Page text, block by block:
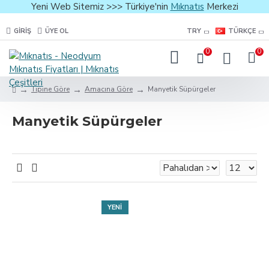
Yeni Web Sitemiz >>> Türkiye'nin Mıknatıs Merkezi
GIRIŞ ÜYE OL TRY TÜRKÇE
0 0
Tipine Göre Amacına Göre Manyetik Süpürgeler
Manyetik Süpürgeler
YENI